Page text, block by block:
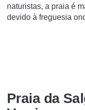
naturistas, a praia é
devido à freguesia
Praia da